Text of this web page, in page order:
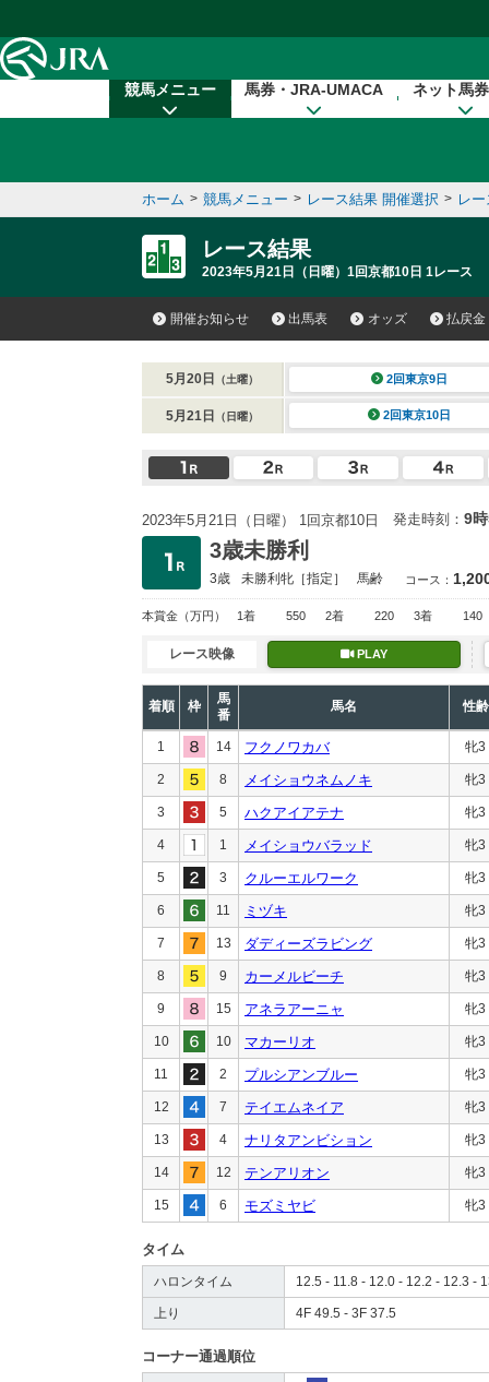
競馬メニュー 馬券・JRA-UMACA ネット馬
ホーム > 競馬メニュー > レース結果 開催選択 > レ
レース結果
2023年5月21日（日曜）1回京都10日 1レース
開催お知らせ 出馬表 オッズ 払戻金
5月20日 （土曜） 2回東京9日
5月21日 （日曜） 2回東京10日
2023年5月21日（日曜） 1回京都10日 発走時刻： 9
3歳未勝利
3歳 未勝利牝［指定］ 馬齢 コース：
本賞金 （万円） 1着 550 2着 220 3着 140
レース映像 PLAY
着順 枠
馬
番
馬名 性齢
1 14 フクノワカバ 牝3
2 8 メイショウネムノキ 牝3
3 5 ハクアイアテナ 牝3
4 1 メイショウバラッド 牝3
5 3 クルーエルワーク 牝3
6 11 ミヅキ 牝3
7 13 ダディーズラビング 牝3
8 9 カーメルビーチ 牝3
9 15 アネラアーニャ 牝3
10 10 マカーリオ 牝3
11 2 プルシアンブルー 牝3
12 7 テイエムネイア 牝3
13 4 ナリタアンビション 牝3
14 12 テンアリオン 牝3
15 6 モズミヤビ 牝3
タイム
ハロンタイム 12.5 - 11.8 - 12.0 - 12.2 - 12.3 -
上り 4F 49.5 - 3F 37.5
コーナー通過順位